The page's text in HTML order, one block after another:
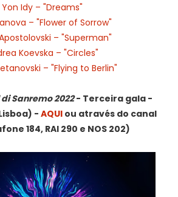
Yon Idy – "Dreams"
– "Flower of Sorrow"
– "Superman"
Koevska – "Circles"
– "Flying to Berlin"
Sanremo2022- Terceira gala -
- AQUI ou através do canal
184, RAI 290 e NOS 202)